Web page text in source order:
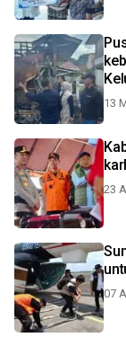
13
23
07